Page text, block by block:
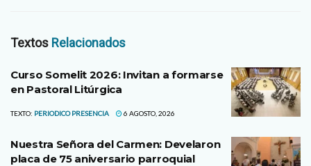
Textos Relacionados
Curso Somelit 2026: Invitan a formarse
en Pastoral Litúrgica
TEXTO: PERIODICO PRESENCIA 6 AGOSTO, 2026
Nuestra Señora del Carmen: Develaron
placa de 75 aniversario parroquial